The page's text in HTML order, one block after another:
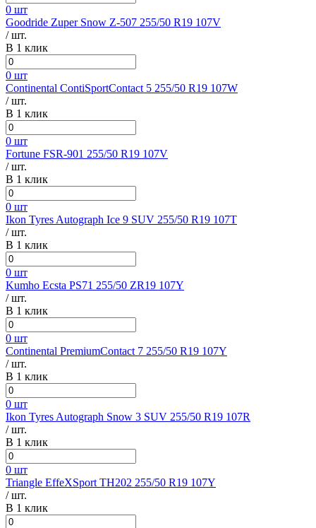
0 шт
Goodride Zuper Snow Z-507 255/50 R19 107V
/ шт.
В 1 клик
0 шт
Continental ContiSportContact 5 255/50 R19 107W
/ шт.
В 1 клик
0 шт
Fortune FSR-901 255/50 R19 107V
/ шт.
В 1 клик
0 шт
Ikon Tyres Autograph Ice 9 SUV 255/50 R19 107T
/ шт.
В 1 клик
0 шт
Kumho Ecsta PS71 255/50 ZR19 107Y
/ шт.
В 1 клик
0 шт
Continental PremiumContact 7 255/50 R19 107Y
/ шт.
В 1 клик
0 шт
Ikon Tyres Autograph Snow 3 SUV 255/50 R19 107R
/ шт.
В 1 клик
0 шт
Triangle EffeXSport TH202 255/50 R19 107Y
/ шт.
В 1 клик